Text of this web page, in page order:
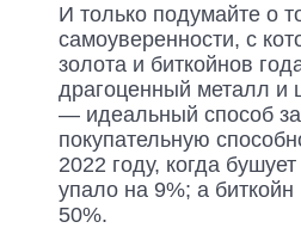
И только подумайте о
самоуверенности, с
золота и биткойнов
драгоценный металл и
— идеальный способ
покупательную
2022 году, когда
упало на 9%; а
50%.